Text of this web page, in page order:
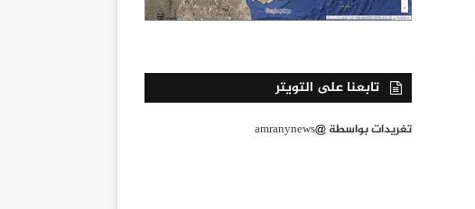
تابعنا على التويتر
تغريدات بواسطة @amranynews